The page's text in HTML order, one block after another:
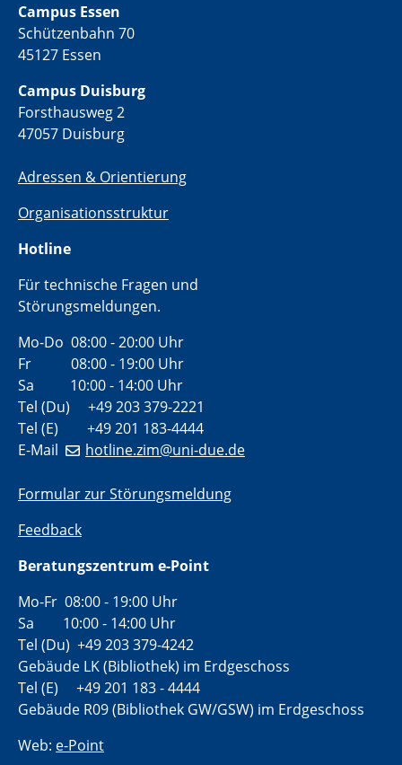
Campus Essen
Schützenbahn 70
45127 Essen
Campus Duisburg
Forsthausweg 2
47057 Duisburg
Adressen & Orientierung
Organisationsstruktur
Hotline
Für technische Fragen und
Störungsmeldungen.
Mo-Do 08:00 - 20:00 Uhr
Fr 08:00 - 19:00 Uhr
Sa 10:00 - 14:00 Uhr
Tel (Du) +49 203 379-2221
Tel (E) +49 201 183-4444
E-Mail
hotline.zim@uni-due.de
Formular zur Störungsmeldung
Feedback
Beratungszentrum e-Point
Mo-Fr 08:00 - 19:00 Uhr
Sa 10:00 - 14:00 Uhr
Tel (Du) +49 203 379-4242
Gebäude LK (Bibliothek) im Erdgeschoss
Tel (E) +49 201 183 - 4444
Gebäude R09 (Bibliothek GW/GSW) im Erdgeschoss
Web: e-Point